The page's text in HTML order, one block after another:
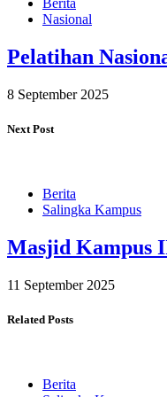
Nasional
Pelatihan
8 September 2025
Next Post
Berita
Salingka Kampus
Masjid Kampus
11 September 2025
Related Posts
Berita